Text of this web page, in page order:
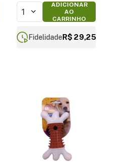
1
ADICIONAR
AO
CARRINHO
FidelidadeR$ 29,25